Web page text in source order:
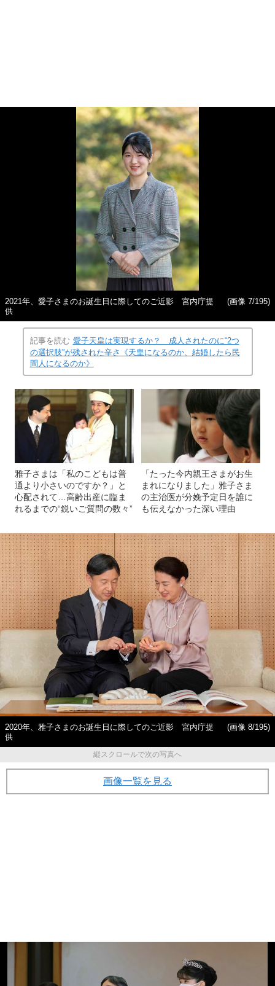
2021年、愛子さまのお誕生日に際してのご近影 宮内庁提
供
(画像 7/195)
記事を読む 愛子天皇は実現するか？ 成人されたのに“2つ
の選択肢”が残された辛さ《天皇になるのか、結婚したら民
間人になるのか》
雅子さまは「私のこどもは普
通より小さいのですか？」と
心配されて…高齢出産に臨ま
れるまでの“鋭いご質問の数々”
「たった今内親王さまがお生
まれになりました」雅子さま
の主治医が分娩予定日を誰に
も伝えなかった深い理由
2020年、雅子さまのお誕生日に際してのご近影 宮内庁提
供
(画像 8/195)
縦スクロールで次の写真へ
画像一覧を見る